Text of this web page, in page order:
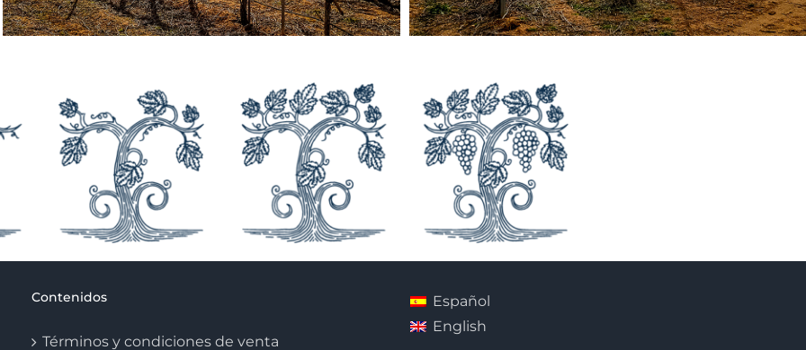
Contenidos
Términos y condiciones de venta
Español
English